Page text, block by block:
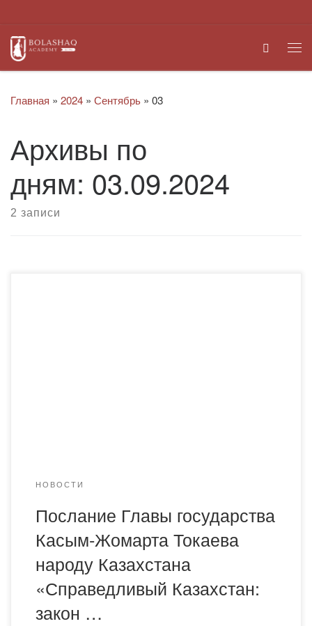
Search
Главная » 2024 » Сентябрь » 03
Архивы по
дням: 03.09.2024
2 записи
НОВОСТИ
Послание Главы государства
Касым-Жомарта Токаева
народу Казахстана
«Справедливый Казахстан:
закон …